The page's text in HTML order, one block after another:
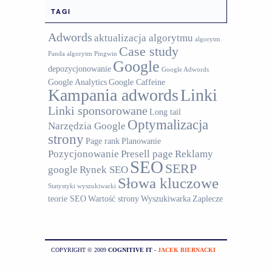
TAGI
Adwords aktualizacja algorytmu algorytm
Panda algorytm Pingwin Case study
depozycjonowanie Google Google Adwords
Google AnalyticsGoogle Caffeine
Kampania adwordsLinki
Linki sponsorowane Long tail
Narzędzia Google Optymalizacja
stronyPage rankPlanowanie
Pozycjonowanie Presell page Reklamy
google Rynek SEO SEO SERP
Statystyki wyszukiwarki Słowa kluczowe
teorie SEOWartość stronyWyszukiwarka Zaplecze
COPYRIGHT © 2009 COGNITIVE IT - JACEK BIERNACKI